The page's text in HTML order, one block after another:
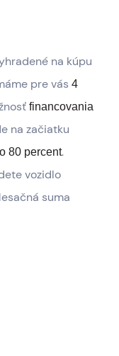
na kúpu
pre vás 4
financovania
na začiatku
80 percent.
vozidlo
suma